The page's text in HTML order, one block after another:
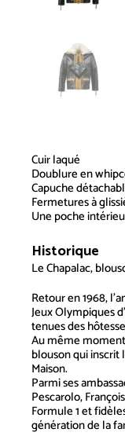
Cuir laqué
Doublure en
Capuche
Fermetures à
Une poche
Historique
Le Chapalac,
Retour en 1968,
Jeux Olympiques
tenues des
Au même
blouson qui inscrit
Maison.
Parmi ses
Pescarolo,
Formule 1 et
génération de la